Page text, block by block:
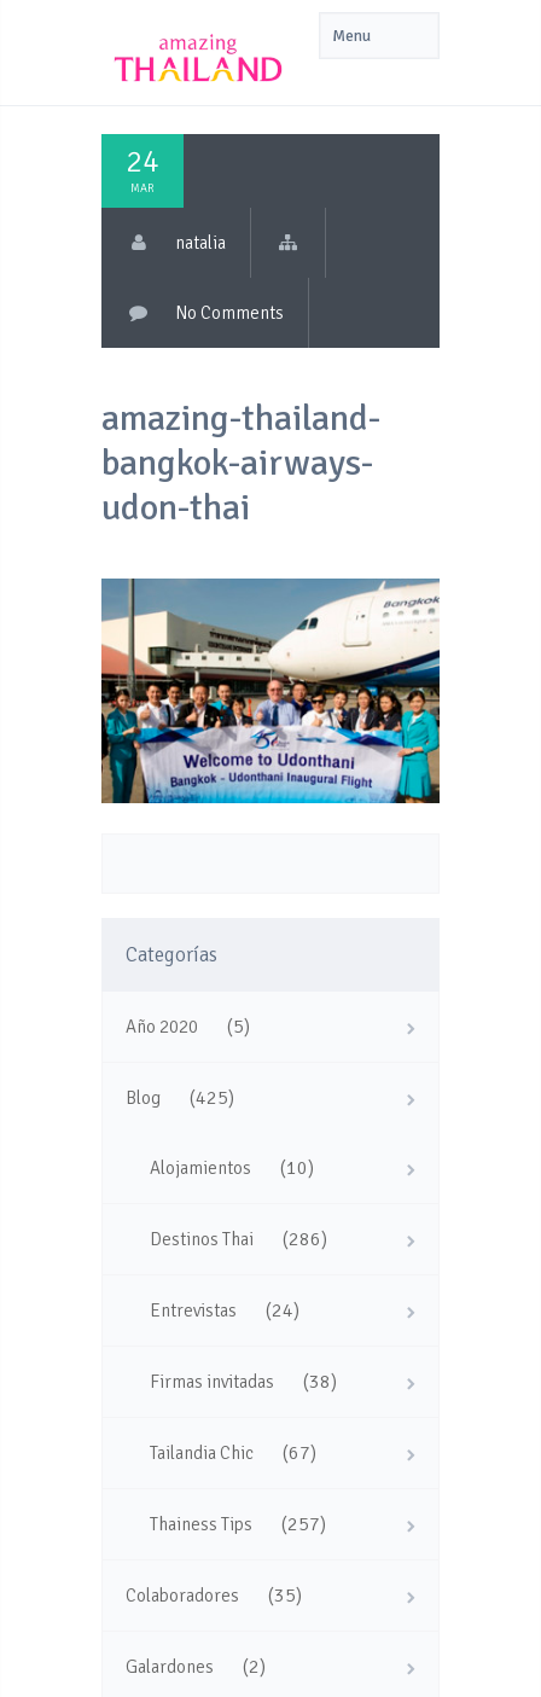
24
MAR
natalia
No Comments
amazing-thailand-
bangkok-airways-
udon-thai
Categorías
Año 2020 (5)
Blog (425)
Alojamientos (10)
Destinos Thai (286)
Entrevistas (24)
Firmas invitadas (38)
Tailandia Chic (67)
Thainess Tips (257)
Colaboradores (35)
Galardones (2)